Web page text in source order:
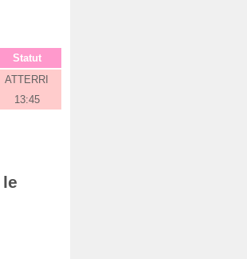
Statut
ATTERRI
13:45